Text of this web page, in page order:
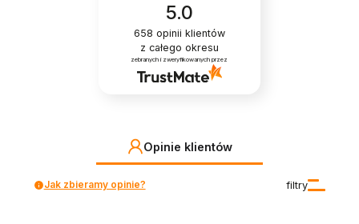
5.0
658 opinii klientów
z całego okresu
zebranych i zweryfikowanych przez
Opinie klientów
filtry
Jak zbieramy opinie?